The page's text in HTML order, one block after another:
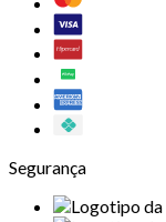
Segurança